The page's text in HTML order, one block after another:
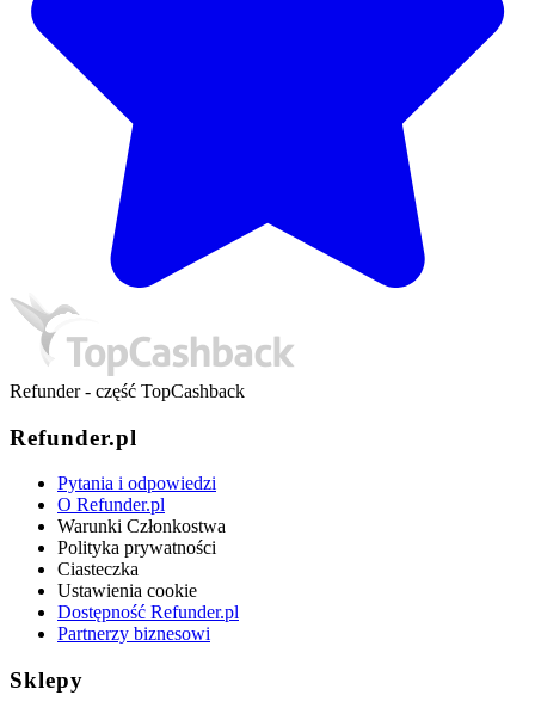
Refunder - część TopCashback
Refunder.pl
Pytania i odpowiedzi
O Refunder.pl
Warunki Członkostwa
Polityka prywatności
Ciasteczka
Ustawienia cookie
Dostępność Refunder.pl
Partnerzy biznesowi
Sklepy